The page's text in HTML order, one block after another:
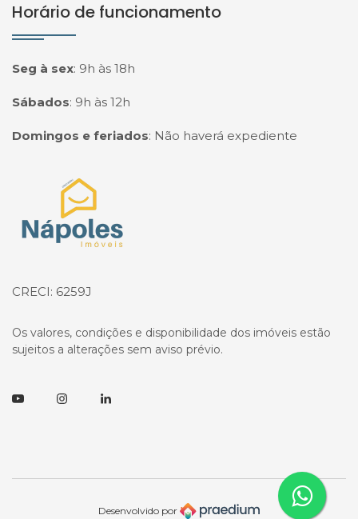
Horário de funcionamento
Seg à sex: 9h às 18h
Sábados: 9h às 12h
Domingos e feriados: Não haverá expediente
Página inicial
CRECI: 6259J
Os valores, condições e disponibilidade dos imóveis estão
sujeitos a alterações sem aviso prévio.
YoutubeInstagramLinkedin
Desenvolvido por